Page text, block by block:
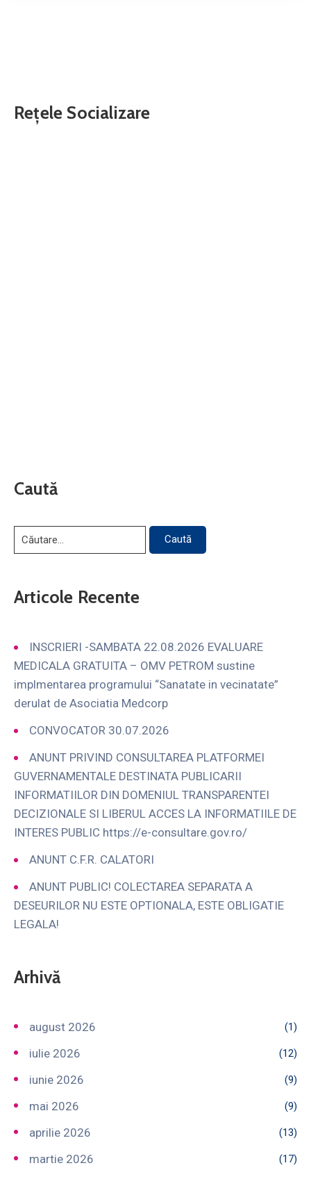
Rețele Socializare
Caută
Articole Recente
INSCRIERI -SAMBATA 22.08.2026 EVALUARE
MEDICALA GRATUITA – OMV PETROM sustine
implmentarea programului “Sanatate in vecinatate”
derulat de Asociatia Medcorp
CONVOCATOR 30.07.2026
ANUNT PRIVIND CONSULTAREA PLATFORMEI
GUVERNAMENTALE DESTINATA PUBLICARII
INFORMATIILOR DIN DOMENIUL TRANSPARENTEI
DECIZIONALE SI LIBERUL ACCES LA INFORMATIILE DE
INTERES PUBLIC https://e-consultare.gov.ro/
ANUNT C.F.R. CALATORI
ANUNT PUBLIC! COLECTAREA SEPARATA A
DESEURILOR NU ESTE OPTIONALA, ESTE OBLIGATIE
LEGALA!
Arhivă
august 2026 (1)
iulie 2026 (12)
iunie 2026 (9)
mai 2026 (9)
aprilie 2026 (13)
martie 2026 (17)